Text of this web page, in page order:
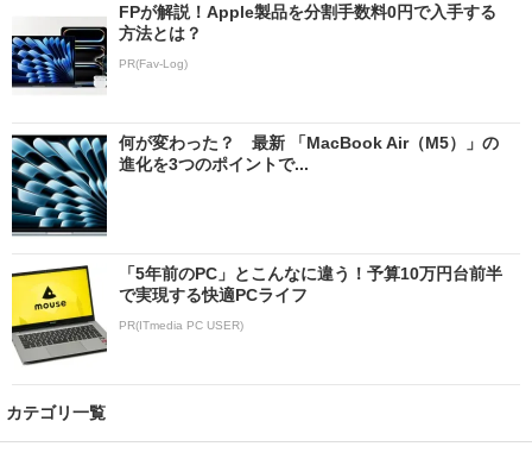
FPが解説！Apple製品を分割手数料0円で入手する
方法とは？
PR(Fav-Log)
何が変わった？ 最新 「MacBook Air（M5）」の
進化を3つのポイントで...
「5年前のPC」とこんなに違う！予算10万円台前半
で実現する快適PCライフ
PR(ITmedia PC USER)
カテゴリ一覧